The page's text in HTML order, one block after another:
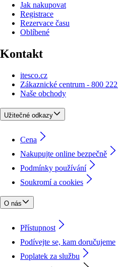
Jak nakupovat
Registrace
Rezervace času
Oblíbené
Kontakt
itesco.cz
Zákaznické centrum - 800
Naše obchody
Užitečné odkazy
Cena
Nakupujte online bezpečně
Podmínky používání
Soukromí a cookies
O nás
Přístupnost
Podívejte se, kam doručujeme
Poplatek za službu